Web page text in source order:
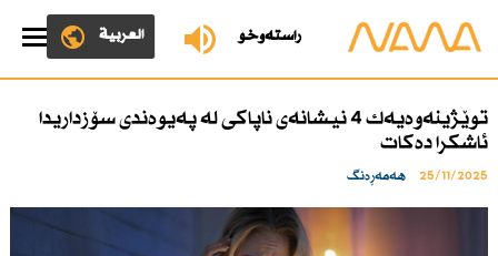
ڕاستەوخۆ العربية
توێژینەوەیەك 4 نیشانەی ناپاكی لە پەیوەندی سۆزداریدا
ئاشكرا دەكات
25/11/2025 هەمەڕەنگ